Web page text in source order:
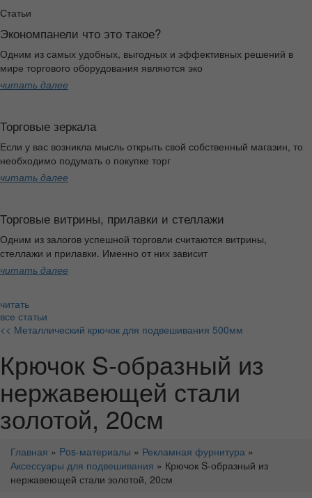
Статьи
Экономпанели что это такое?
Одним из самых удобных, выгодных и эффективных решений в
мире торгового оборудования являются эко
читать далее
Торговые зеркала
Если у вас возникла мысль открыть свой собственный магазин, то
необходимо подумать о покупке торг
читать далее
Торговые витрины, прилавки и стеллажи
Одним из залогов успешной торговли считаются витрины,
стеллажи и прилавки. Именно от них зависит
читать далее
читать
все статьи
<< Металлический крючок для подвешивания 500мм
Крючок S-образный из
нержавеющей стали
золотой, 20см
Главная » Pos-материалы » Рекламная фурнитура »
Аксессуары для подвешивания » Крючок S-образный из
нержавеющей стали золотой, 20см